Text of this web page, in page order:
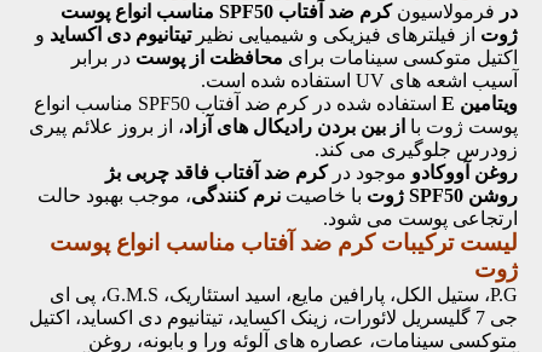
در فرمولاسیون
کرم ضد آفتاب SPF50 مناسب انواع پوست
ژوت از فیلترهای فیزیکی و شیمیایی نظیرتیتانیوم دی اکساید و
اکتیل متوکسی سینامات برای محافظت از پوست در برابر
آسیب اشعه های UV استفاده شده است.
ویتامین E
استفاده شده در کرم ضد آفتاب SPF50 مناسب انواع
پوست ژوت با از بین بردن رادیکال های آزاد، از بروز علائم پیری
زودرس جلوگیری می کند.
روغن آووکادو موجود درکرم ضد آفتاب فاقد چربی بژ
روشن SPF50 ژوت
با خاصیت نرم کنندگی، موجب بهبود حالت
ارتجاعی پوست می شود.
لیست ترکیبات کرم ضد آفتاب مناسب انواع پوست
ژوت
P.G، ستیل الکل، پارافین مایع، اسید استئاریک، G.M.S، پی ای
جی 7 گلیسریل لائورات، زینک اکساید، تیتانیوم دی اکساید، اکتیل
متوکسی سینامات، عصاره های آلوئه ورا و بابونه، روغن